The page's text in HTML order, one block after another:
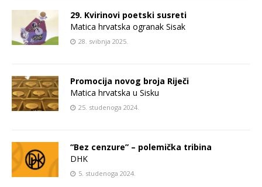
29. Kvirinovi poetski susreti
Matica hrvatska ogranak Sisak
28. svibnja 2025.
Promocija novog broja Riječi
Matica hrvatska u Sisku
25. studenoga 2024.
“Bez cenzure” – polemička tribina
DHK
5. studenoga 2024.